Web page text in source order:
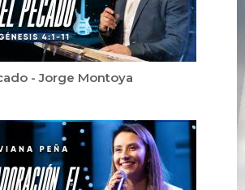
- Jorge Montoya